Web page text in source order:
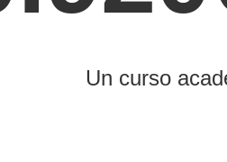
Un curso